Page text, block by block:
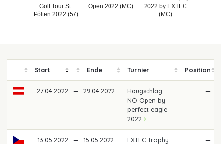
Golf Tour St.
Pölten 2022 (57)
Open 2022 (MC)
2022 by EXTEC
(MC)
Start Ende Turnier Position
27.04.2022 — 29.04.2022
Haugschlag
NÖ Open by
perfect eagle
2022
—
13.05.2022 — 15.05.2022
EXTEC Trophy
—